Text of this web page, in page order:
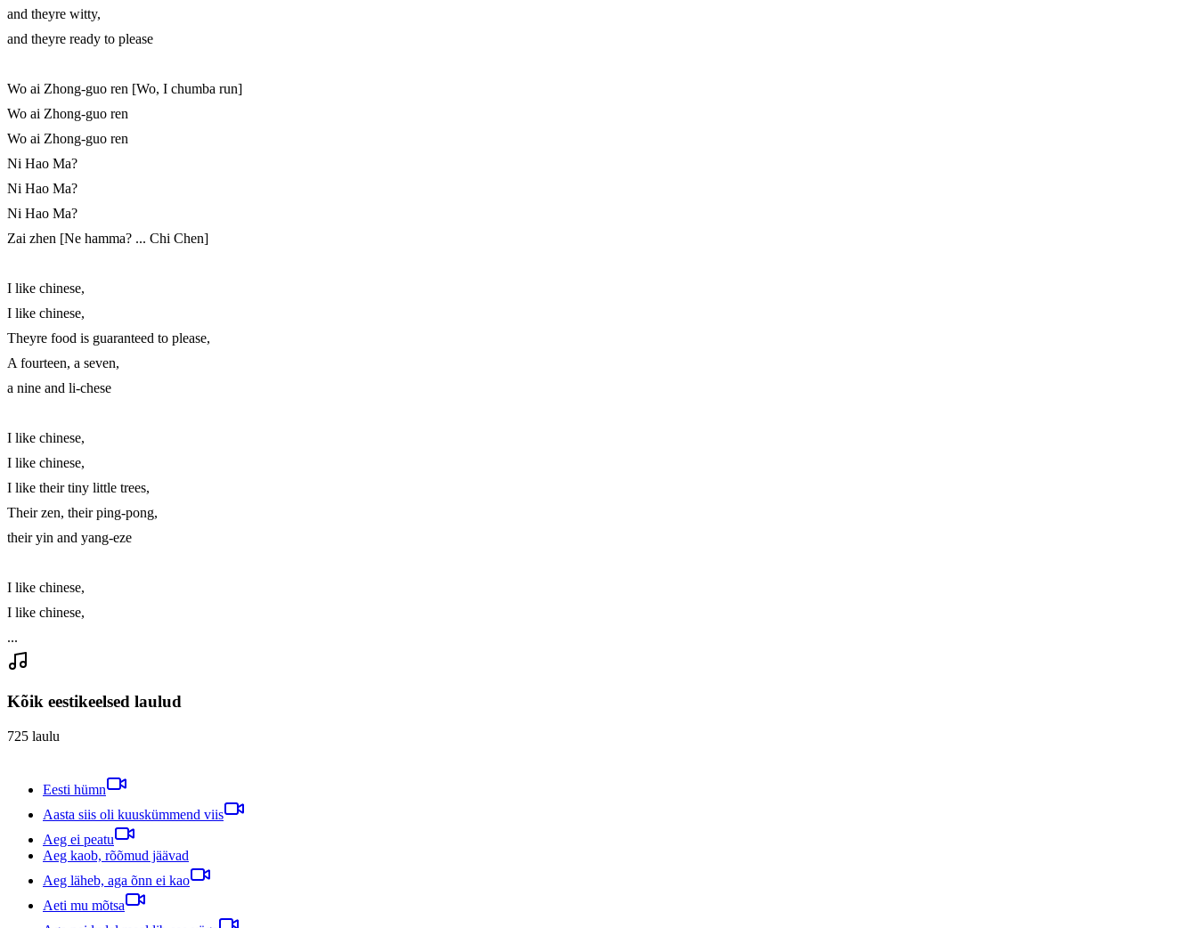
and theyre witty,
and theyre ready to please
Wo ai Zhong-guo ren [Wo, I chumba run]
Wo ai Zhong-guo ren
Wo ai Zhong-guo ren
Ni Hao Ma?
Ni Hao Ma?
Ni Hao Ma?
Zai zhen [Ne hamma? ... Chi Chen]
I like chinese,
I like chinese,
Theyre food is guaranteed to please,
A fourteen, a seven,
a nine and li-chese
I like chinese,
I like chinese,
I like their tiny little trees,
Their zen, their ping-pong,
their yin and yang-eze
I like chinese,
I like chinese,
...
Kõik eestikeelsed laulud
725 laulu
Eesti hümn
Aasta siis oli kuuskümmend viis
Aeg ei peatu
Aeg kaob, rõõmud jäävad
Aeg läheb, aga õnn ei kao
Aeti mu mõtsa